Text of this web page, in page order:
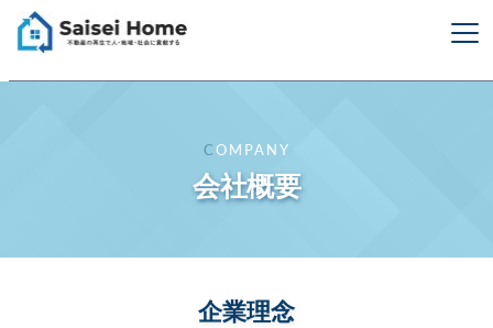
COMPANY
会社概要
企業理念